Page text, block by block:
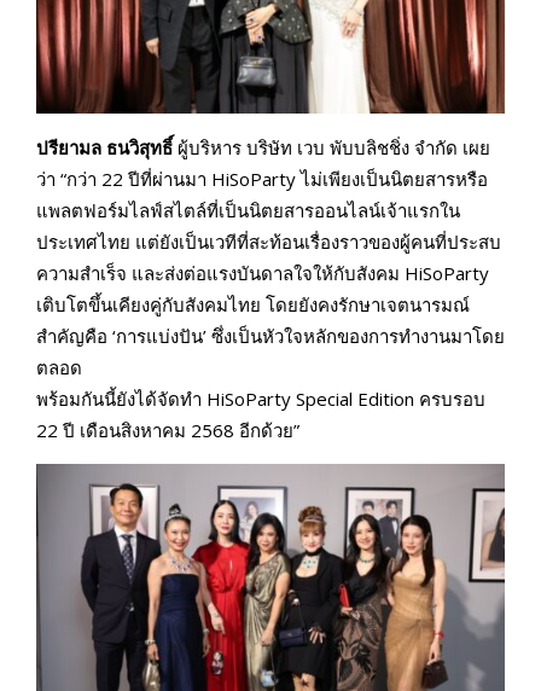
ปรียามล ธนวิสุทธิ์ ผู้บริหาร บริษัท เวบ พับบลิชชิ่ง จำกัด เผย
ว่า “กว่า 22 ปีที่ผ่านมา HiSoParty ไม่เพียงเป็นนิตยสารหรือ
แพลตฟอร์มไลฟ์สไตล์ที่เป็นนิตยสารออนไลน์เจ้าแรกใน
ประเทศไทย แต่ยังเป็นเวทีที่สะท้อนเรื่องราวของผู้คนที่ประสบ
ความสำเร็จ และส่งต่อแรงบันดาลใจให้กับสังคม HiSoParty
เติบโตขึ้นเคียงคู่กับสังคมไทย โดยยังคงรักษาเจตนารมณ์
สำคัญคือ ‘การแบ่งปัน’ ซึ่งเป็นหัวใจหลักของการทำงานมาโดย
ตลอด
พร้อมกันนี้ยังได้จัดทำ HiSoParty Special Edition ครบรอบ
22 ปี เดือนสิงหาคม 2568 อีกด้วย”